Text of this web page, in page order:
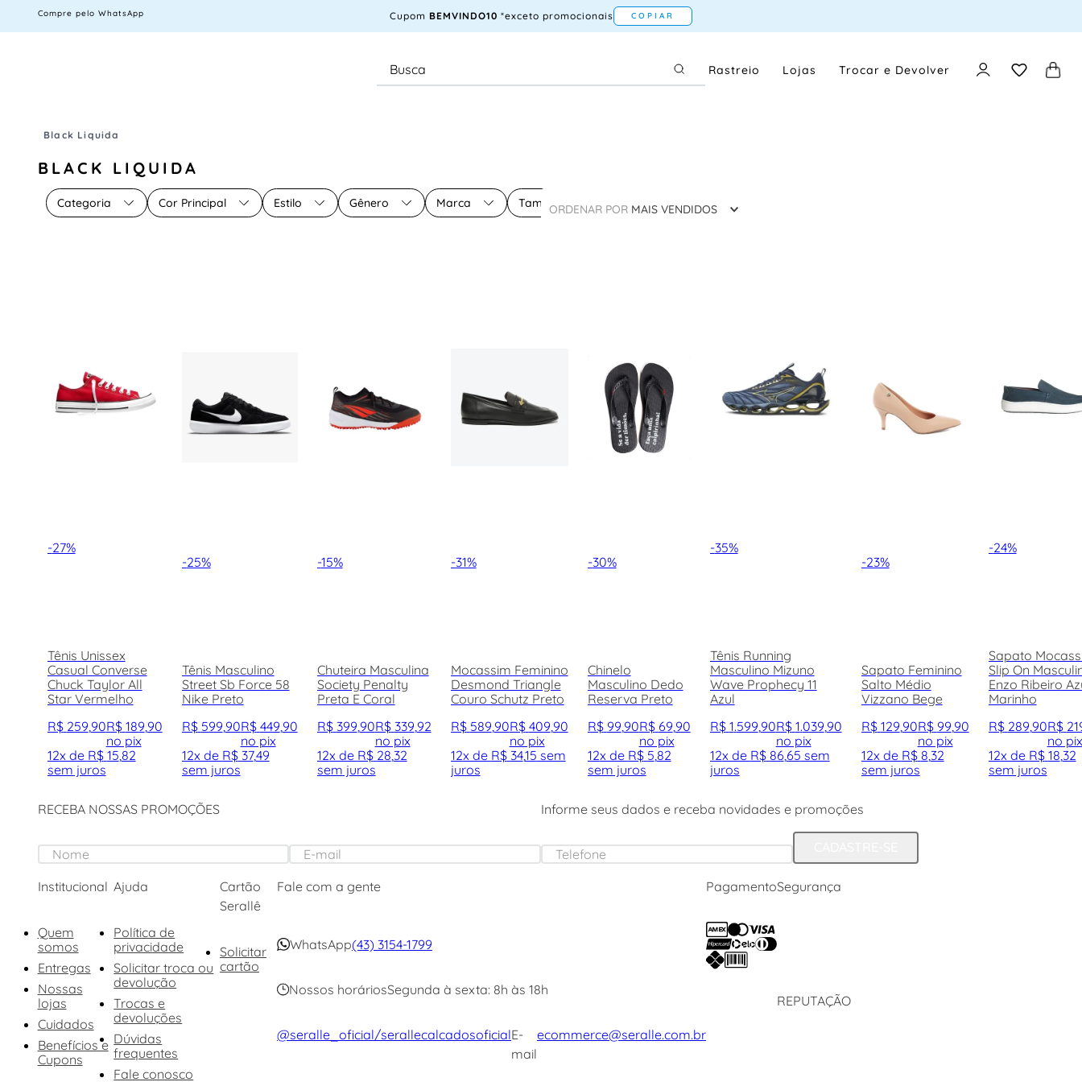
Compre pelo WhatsApp Cupom BEMVINDO10 *exceto promocionais COPIAR
Rastreio Lojas Trocar e Devolver
Black Liquida
BLACK LIQUIDA
Categoria
TÊNIS FEMININO
Ver mais 2
Cor Principal Estilo Gênero Marca TamanhoORDENAR POR MAIS VENDIDOS
-27%
Tênis Unissex
Casual Converse
Chuck Taylor All
Star Vermelho
R$ 259,90R$ 189,90
no pix
12x de R$ 15,82
sem juros
-25%
Tênis Masculino
Street Sb Force 58
Nike Preto
R$ 599,90R$ 449,90
no pix
12x de R$ 37,49
sem juros
-15%
Chuteira Masculina
Society Penalty
Preta E Coral
R$ 399,90R$ 339,92
no pix
12x de R$ 28,32
sem juros
-31%
Mocassim Feminino
Desmond Triangle
Couro Schutz Preto
R$ 589,90R$ 409,90
no pix
12x de R$ 34,15 sem
juros
-30%
Chinelo
Masculino Dedo
Reserva Preto
R$ 99,90R$ 69,90
no pix
12x de R$ 5,82
sem juros
-35%
Tênis Running
Masculino Mizuno
Wave Prophecy 11
Azul
R$ 1.599,90R$ 1.039,90
no pix
12x de R$ 86,65 sem
juros
-23%
Sapato Feminino
Salto Médio
Vizzano Bege
R$ 129,90R$ 99,90
no pix
12x de R$ 8,32
sem juros
-24%
Sapato
Slip On
Enzo Ribeiro
Marinho
R$ 289,90R$
no pix
12x de R$ 18,32
sem juros
RECEBA NOSSAS PROMOÇÕES Informe seus dados e receba novidades e promoções
Institucional
Quem
somos
Entregas
Nossas
lojas
Cuidados
Benefícios e
Cupons
Ajuda
Política de
privacidade
Solicitar troca ou
devolução
Trocas e
devoluções
Dúvidas
frequentes
Fale conosco
Cartão
Serallê
Solicitar
cartão
Fale com a gente
WhatsApp(43) 3154-1799
Nossos horáriosSegunda à sexta: 8h às 18h
@seralle_oficial/serallecalcadosoficialE-
mail
ecommerce@seralle.com.br
PagamentoSegurança
REPUTAÇÃO